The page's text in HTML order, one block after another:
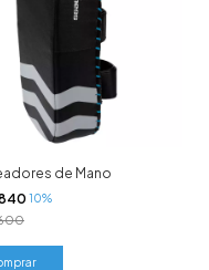
de Mano
10%